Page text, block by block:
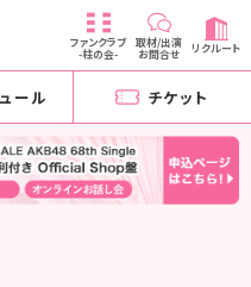
ファンクラブ
-柱の会-
取材/出演
お問合せ リクルート
ール チケット